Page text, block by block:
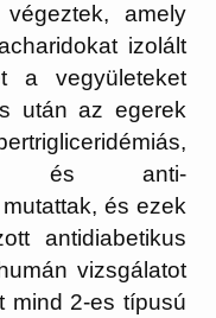
amely
izolált
a vegyületeket
után az egerek
és anti-
és ezek
antidiabetikus
vizsgálatot
mind 2-es típusú